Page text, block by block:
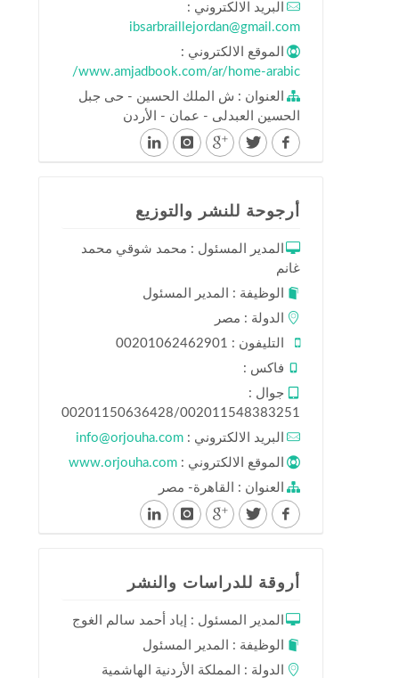
البريد الالكتروني :
ibsarbraillejordan@gmail.com
الموقع الالكتروني :
www.amjadbook.com/ar/home-arabic/
العنوان : ش الملك الحسين - حى جبل
الحسين العبدلى - عمان - الأردن
أرجوحة للنشر والتوزيع
المدير المسئول : محمد شوقي محمد
غانم
الوظيفة : المدير المسئول
الدولة : مصر
التليفون : 00201062462901
فاكس :
جوال :
00201150636428/002011548383251
البريد الالكتروني : info@orjouha.com
الموقع الالكتروني : www.orjouha.com
العنوان : القاهرة- مصر
أروقة للدراسات والنشر
المدير المسئول : إياد أحمد سالم الغوج
الوظيفة : المدير المسئول
الدولة : المملكة الأردنية الهاشمية